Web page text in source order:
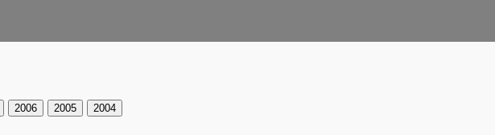
2006 2005 2004